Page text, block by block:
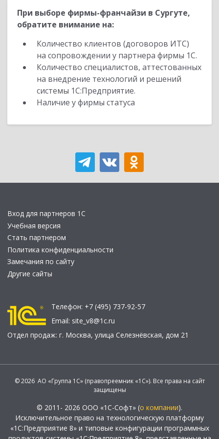
При выборе фирмы-франчайзи в Сургуте,
обратите внимание на:
Количество клиентов (договоров ИТС)
на сопровождении у партнера фирмы 1С.
Количество специалистов, аттестованных
на внедрение технологий и решений
системы 1С:Предприятие.
Наличие у фирмы статуса
Вход для партнеров 1С
Учебная версия
Стать партнером
Политика конфиденциальности
Замечания по сайту
Другие сайты
Телефон: +7 (495) 737-92-57
Email: site_v8@1c.ru
Отдел продаж: г. Москва, улица Селезнёвская, дом 21
© 2026 АО «Группа 1С» (правопреемник «1С»). Все права на сайт
защищены
© 2011- 2026 ООО «1С-Софт» (о компании).
Исключительное право на технологическую платформу
«1С:Предприятие 8» и типовые конфигурации программных